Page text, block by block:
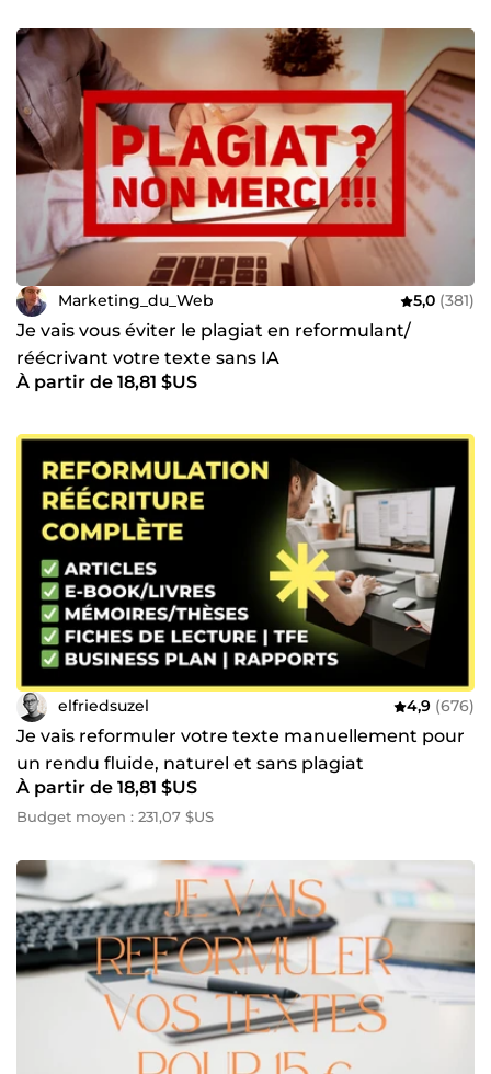
Marketing_du_Web 5,0 (381)
Je vais vous éviter le plagiat en reformulant/
réécrivant votre texte sans IA
À partir de 18,81 $US
elfriedsuzel 4,9 (676)
Je vais reformuler votre texte manuellement pour
un rendu fluide, naturel et sans plagiat
À partir de 18,81 $US
Budget moyen : 231,07 $US